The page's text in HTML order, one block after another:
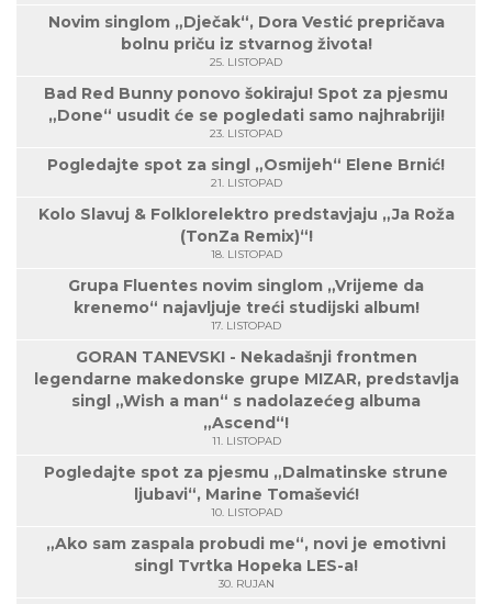
Novim singlom „Dječak“, Dora Vestić prepričava
bolnu priču iz stvarnog života!
25. LISTOPAD
Bad Red Bunny ponovo šokiraju! Spot za pjesmu
„Done“ usudit će se pogledati samo najhrabriji!
23. LISTOPAD
Pogledajte spot za singl „Osmijeh“ Elene Brnić!
21. LISTOPAD
Kolo Slavuj & Folklorelektro predstavjaju „Ja Roža
(TonZa Remix)“!
18. LISTOPAD
Grupa Fluentes novim singlom „Vrijeme da
krenemo“ najavljuje treći studijski album!
17. LISTOPAD
GORAN TANEVSKI - Nekadašnji frontmen
legendarne makedonske grupe MIZAR, predstavlja
singl „Wish a man“ s nadolazećeg albuma
„Ascend“!
11. LISTOPAD
Pogledajte spot za pjesmu „Dalmatinske strune
ljubavi“, Marine Tomašević!
10. LISTOPAD
„Ako sam zaspala probudi me“, novi je emotivni
singl Tvrtka Hopeka LES-a!
30. RUJAN